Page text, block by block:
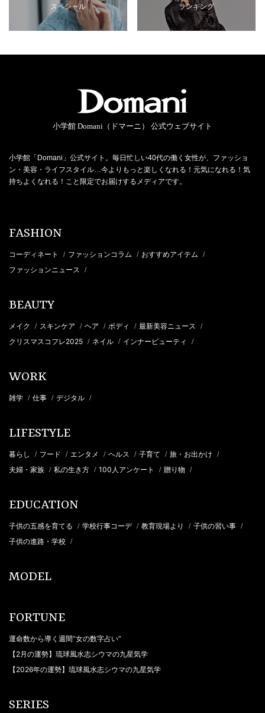
スペシャル ランキング
小学館 Domani（ドマーニ） 公式ウェブサイト
小学館「Domani」公式サイト。毎日忙しい40代の働く女性が、ファッショ
ン・美容・ライフスタイル…今よりもっと楽しくなれる！元気になれる！気
持ちよくなれる！こと限定でお届けするメディアです。
FASHION
コーディネート / ファッションコラム / おすすめアイテム /
ファッションニュース /
BEAUTY
メイク / スキンケア / ヘア / ボディ / 最新美容ニュース /
クリスマスコフレ2025 / ネイル / インナービューティ /
WORK
雑学 / 仕事 / デジタル /
LIFESTYLE
暮らし / フード / エンタメ / ヘルス / 子育て / 旅・お出かけ /
夫婦・家族 / 私の生き方 / 100人アンケート / 贈り物 /
EDUCATION
子供の五感を育てる / 学校行事コーデ / 教育現場より / 子供の習い事 /
子供の進路・学校 /
MODEL
FORTUNE
運命数から導く週間“女の数字占い”
【2月の運勢】琉球風水志シウマの九星気学
【2026年の運勢】琉球風水志シウマの九星気学
SERIES